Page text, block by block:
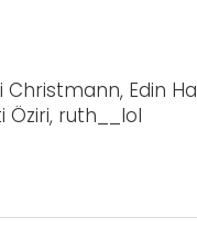
Edin
Öziri, ruth__lol